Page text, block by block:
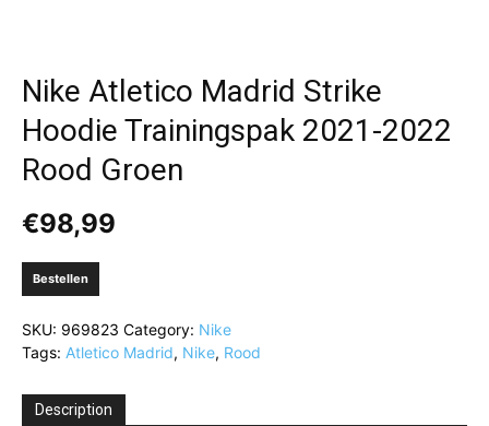
Nike Atletico Madrid Strike
Hoodie Trainingspak 2021-2022
Rood Groen
€98,99
Bestellen
SKU: 969823 Category: Nike
Tags: Atletico Madrid, Nike, Rood
Description